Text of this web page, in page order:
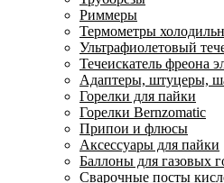
Риммеры
Термометры
Ультрафиолетовый
Течеискатель фреона
Адаптеры, штуцеры,
Горелки для пайки
Горелки Bernzomatic
Припои и флюсы
Аксессуары для пайки
Баллоны для газовых
Сварочные посты